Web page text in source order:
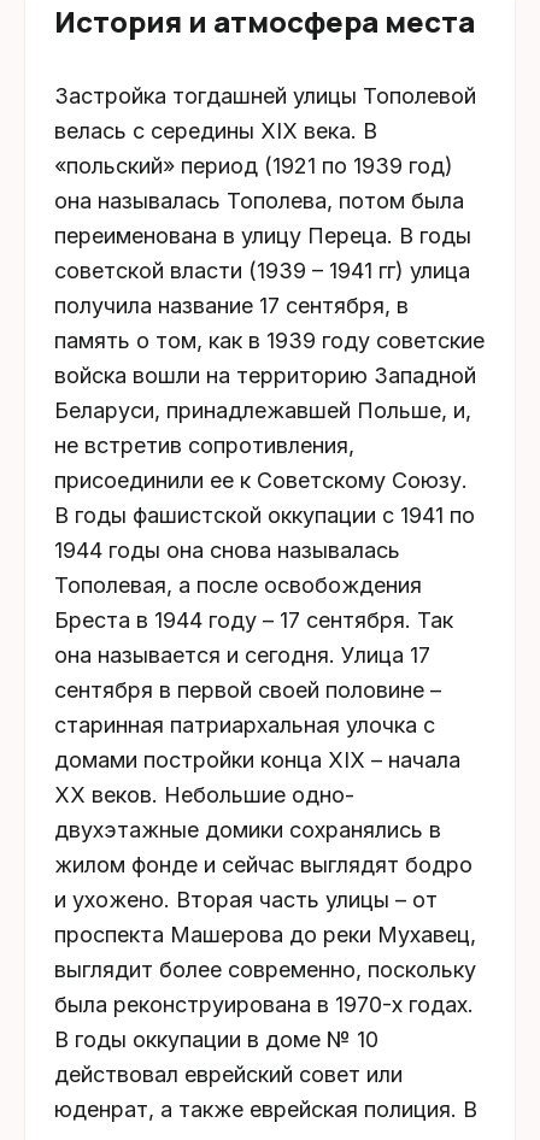
История и атмосфера места
Застройка тогдашней улицы Тополевой
велась с середины XIX века. В
«польский» период (1921 по 1939 год)
она называлась Тополева, потом была
переименована в улицу Переца. В годы
советской власти (1939 – 1941 гг) улица
получила название 17 сентября, в
память о том, как в 1939 году советские
войска вошли на территорию Западной
Беларуси, принадлежавшей Польше, и,
не встретив сопротивления,
присоединили ее к Советскому Союзу.
В годы фашистской оккупации с 1941 по
1944 годы она снова называлась
Тополевая, а после освобождения
Бреста в 1944 году – 17 сентября. Так
она называется и сегодня. Улица 17
сентября в первой своей половине –
старинная патриархальная улочка с
домами постройки конца XIX – начала
XX веков. Небольшие одно-
двухэтажные домики сохранялись в
жилом фонде и сейчас выглядят бодро
и ухожено. Вторая часть улицы – от
проспекта Машерова до реки Мухавец,
выглядит более современно, поскольку
была реконструирована в 1970-х годах.
В годы оккупации в доме № 10
действовал еврейский совет или
юденрат, а также еврейская полиция. В